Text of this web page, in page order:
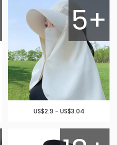
5+
US$2.9 - US$3.04